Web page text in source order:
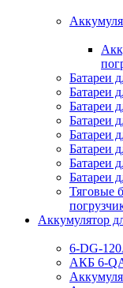
Батареи
Батареи
Батареи
Батареи
Батареи
Батареи
Батареи
Батареи
Тяговые
Аккумулятор
6-DG-
АКБ 6-